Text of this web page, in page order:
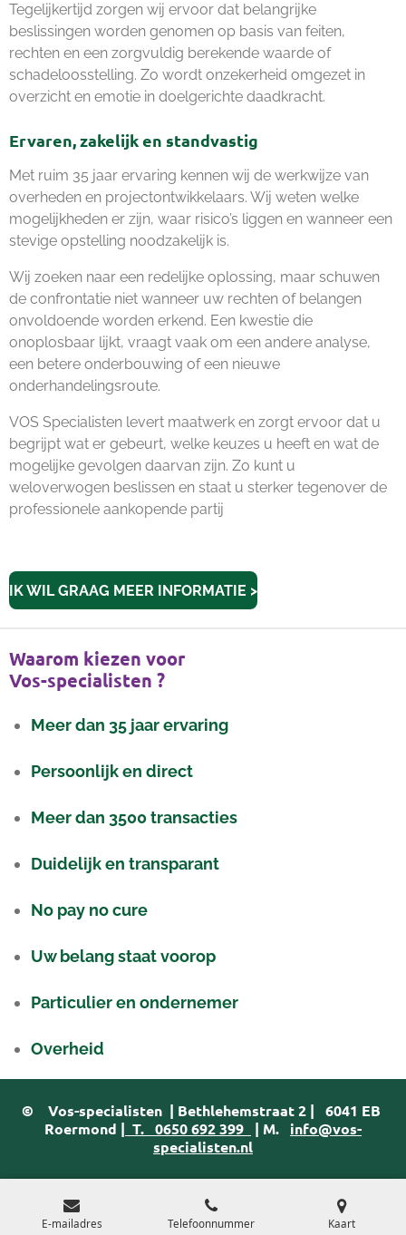
Tegelijkertijd zorgen wij ervoor dat belangrijke
beslissingen worden genomen op basis van feiten,
rechten en een zorgvuldig berekende waarde of
schadeloosstelling. Zo wordt onzekerheid omgezet in
overzicht en emotie in doelgerichte daadkracht.
Ervaren, zakelijk en standvastig
Met ruim 35 jaar ervaring kennen wij de werkwijze van
overheden en projectontwikkelaars. Wij weten welke
mogelijkheden er zijn, waar risico’s liggen en wanneer een
stevige opstelling noodzakelijk is.
Wij zoeken naar een redelijke oplossing, maar schuwen
de confrontatie niet wanneer uw rechten of belangen
onvoldoende worden erkend. Een kwestie die
onoplosbaar lijkt, vraagt vaak om een andere analyse,
een betere onderbouwing of een nieuwe
onderhandelingsroute.
VOS Specialisten levert maatwerk en zorgt ervoor dat u
begrijpt wat er gebeurt, welke keuzes u heeft en wat de
mogelijke gevolgen daarvan zijn. Zo kunt u
weloverwogen beslissen en staat u sterker tegenover de
professionele aankopende partij
IK WIL GRAAG MEER INFORMATIE >
Waarom kiezen voor
Vos-specialisten ?
Meer dan 35 jaar ervaring
Persoonlijk en direct
Meer dan 3500 transacties
Duidelijk en transparant
No pay no cure
Uw belang staat voorop
Particulier en ondernemer
Overheid
© Vos-specialisten | Bethlehemstraat 2 | 6041 EB
Roermond | T. 0650 692 399 | M. info@vos-
specialisten.nl
E-mailadres Telefoonnummer Kaart